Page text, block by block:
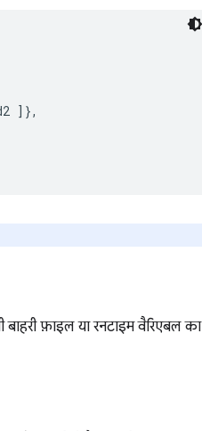
]},
फ़ाइल या रनटाइम वैरिएबल का